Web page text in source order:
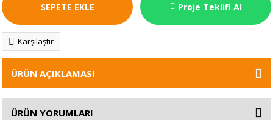
SEPETE EKLE Proje Teklifi Al
Karşılaştır
ÜRÜN AÇIKLAMASI
ÜRÜN YORUMLARI